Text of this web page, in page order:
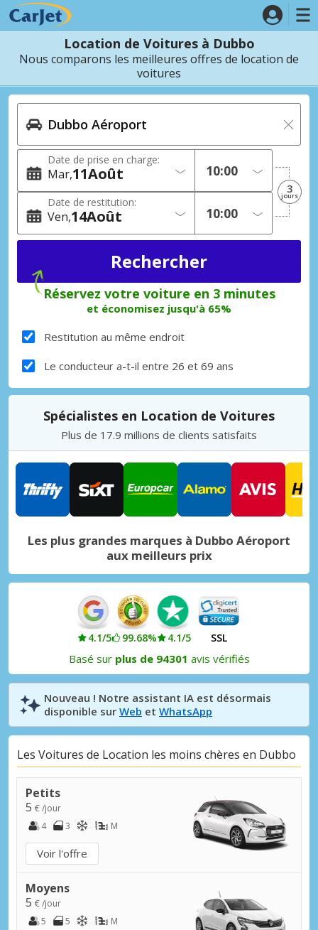
Location de Voitures à Dubbo
Nous comparons les meilleures offres de location de
voitures
Date de prise en charge:
Mar 11Août
Date de restitution:
Ven 14Août
3
jours
Réservez votre voiture en 3 minutes
et économisez jusqu'à 65%
Restitution au même endroit
Le conducteur a-t-il entre 26 et 69 ans
Spécialistes en Location de Voitures
Plus de 17.9 millions de clients satisfaits
Les plus grandes marques à Dubbo Aéroport
aux meilleurs prix
4.1/5 99.68% 4.1/5 SSL
Basé sur plus de 94301 avis vérifiés
Nouveau ! Notre assistant IA est désormais
disponible sur Web et WhatsApp
Les Voitures de Location les moins chères en Dubbo
Petits
5 € /jour
4
3 M
Voir l'offre
Moyens
5 € /jour
5
5 M